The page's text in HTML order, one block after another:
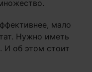
мало
Нужно иметь
И об этом стоит